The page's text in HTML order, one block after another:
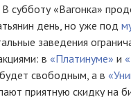
В субботу «Вагонка»
день, но уже под
заведения
в «Платинуме» и
свободным, а в
приятную скидку на